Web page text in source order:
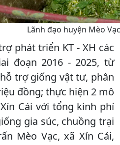
Lãnh đạo huyện Mèo
phát triển KT - XH các
đoạn 2016 - 2025, từ
trợ giống vật tư, phân
đồng; thực hiện 2 mô
Cái với tổng kinh phí
gia súc, chuồng trại
Mèo Vạc, xã Xín Cái,